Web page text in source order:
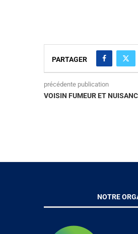
PARTAGER
précédente publication
VOISIN FUMEUR ET
NOTRE